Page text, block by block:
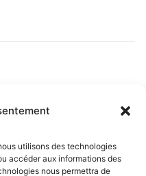
utilisons des technologies
accéder aux informations des
nous permettra de